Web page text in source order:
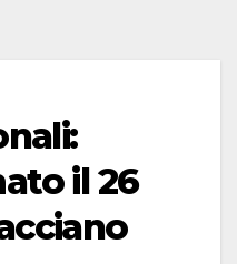
il 26